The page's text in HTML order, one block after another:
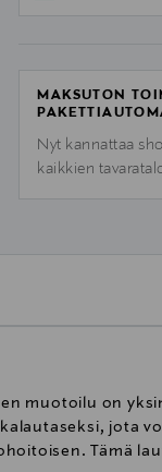
MAKSUTON
Nyt kannattaa
kaikkien
muotoilu on
jota
Tämä